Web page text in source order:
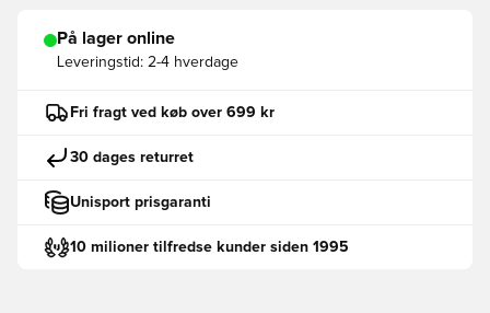
På lager online
Leveringstid: 2-4 hverdage
Fri fragt ved køb over 699 kr
30 dages returret
Unisport prisgaranti
10 milioner tilfredse kunder siden 1995